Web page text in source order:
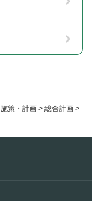
施策・計画 > 総合計画 >